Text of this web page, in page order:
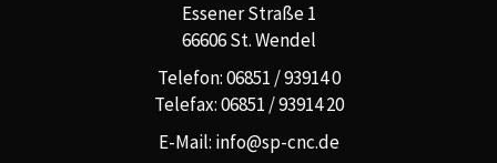
Essener Straße 1
66606 St. Wendel
Telefon: 06851 / 93914 0
Telefax: 06851 / 93914 20
E-Mail: info@sp-cnc.de